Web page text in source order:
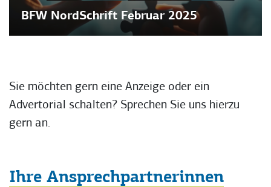
BFW NordSchrift Februar 2025
Sie möchten gern eine Anzeige oder ein
Advertorial schalten? Sprechen Sie uns hierzu
gern an.
Ihre Ansprechpartnerinnen